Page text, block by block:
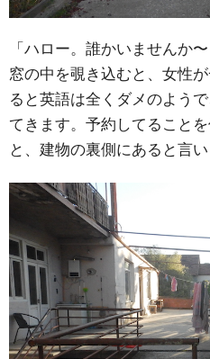
「ハロー。誰かいませんか〜
窓の中を覗き込むと、女性
ると英語は全くダメのよう
てきます。予約してること
と、建物の裏側にあると言い